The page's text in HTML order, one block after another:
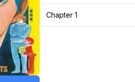
Chapter 1